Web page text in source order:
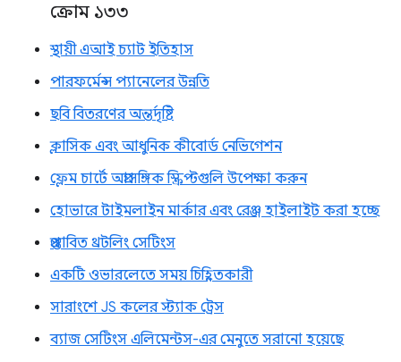
ক্রোম ১৩৩
স্থায়ী এআই চ্যাট ইতিহাস
পারফর্মেন্স প্যানেলের উন্নতি
ছবি বিতরণের অন্তর্দৃষ্টি
ক্লাসিক এবং আধুনিক কীবোর্ড নেভিগেশন
ফ্লেম চার্টে অপ্রাসঙ্গিক স্ক্রিপ্টগুলি উপেক্ষা করুন
হোভারে টাইমলাইন মার্কার এবং রেঞ্জ হাইলাইট করা হচ্ছে
প্রস্তাবিত থ্রটলিং সেটিংস
একটি ওভারলেতে সময় চিহ্নিতকারী
সারাংশে JS কলের স্ট্যাক ট্রেস
ব্যাজ সেটিংস এলিমেন্টস-এর মেনুতে সরানো হয়েছে